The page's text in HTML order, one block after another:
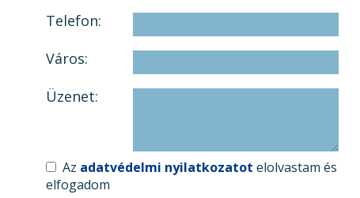
Telefon:
Város:
Üzenet:
Az adatvédelmi nyilatkozatot elolvastam és
elfogadom